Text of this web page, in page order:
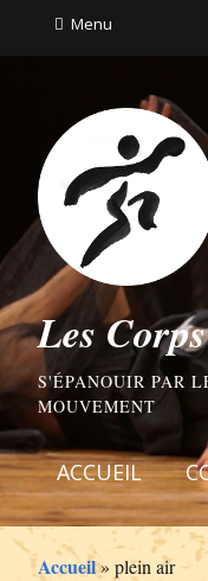
Menu
Les
S'ÉPANOUIR PAR
MOUVEMENT
ACCUEIL
Accueil» plein air